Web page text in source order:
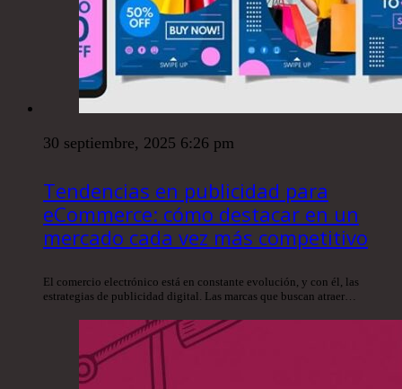
30 septiembre, 2025 6:26 pm
Tendencias en publicidad para
eCommerce: cómo destacar en un
mercado cada vez más competitivo
El comercio electrónico está en constante evolución, y con él, las
estrategias de publicidad digital. Las marcas que buscan atraer…